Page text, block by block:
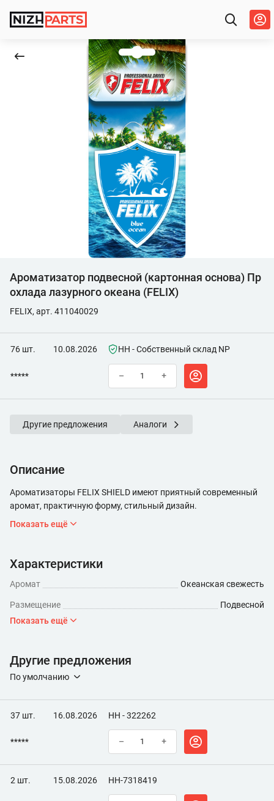
Ароматизатор подвесной (картонная основа) Пр
охлада лазурного океана (FELIX)
FELIX, арт. 411040029
76 шт. 10.08.2026 НН - Собственный склад NP
***** – +
Другие предложения Аналоги
Описание
Ароматизаторы FELIX SHIELD имеют приятный современный
аромат, практичную форму, стильный дизайн.
Показать ещё
Характеристики
Аромат Океанская свежесть
Размещение
Подвесной
Показать ещё
Другие предложения
По умолчанию
37 шт. 16.08.2026 НН - 322262
***** – +
2 шт. 15.08.2026 НН-7318419